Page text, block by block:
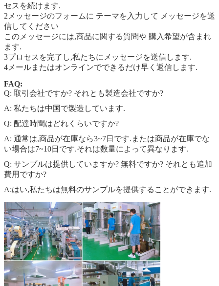
セスを続けます.
2メッセージのフォームに テーマを入力して メッセージを送
信してください
このメッセージには,商品に関する質問や 購入希望が含まれ
ます.
3プロセスを完了し,私たちにメッセージを送信します.
4メールまたはオンラインでできるだけ早く返信します.
FAQ:
Q: 取引会社ですか? それとも製造会社ですか?
A: 私たちは中国で製造しています.
Q: 配達時間はどれくらいですか?
A: 通常は,商品が在庫なら3~7日です.または商品が在庫でな
い場合は7~10日です.それは数量によって異なります.
Q: サンプルは提供していますか? 無料ですか? それとも追加
費用ですか?
A:はい,私たちは無料のサンプルを提供することができます.